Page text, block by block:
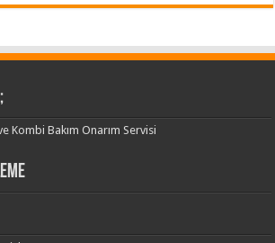
Kombi Bakım Onarım Servisi